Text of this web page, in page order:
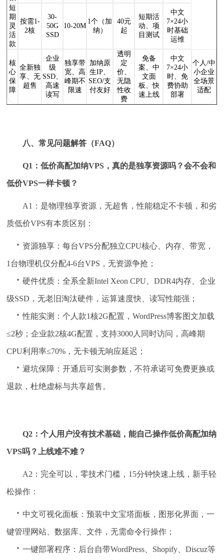
短
期
灵
活
款
按需1-
2核
30-
50G
SSD
10-20M
1个（加
纳）
40元
起
短期活
动、项
目测试
中文
7×24小
时基础
运维
核
心
保
障
全新独
享、无
超售
企业
级
SSD、
高速
读写
独享带
宽、高
峰期不
限速
加纳原
生IP、
SEO/支
付友好
透明
定
价、
无隐
性收
费
免备
案、中
文面
板、快
速上线
中文
7×24小
时、免
费协助
部署
个人/中
小企业
全场景
适配
八、常见问题解答（FAQ）
Q1：低价高配加纳VPS，真的是独享资源吗？会不会和
低价VPS一样卡顿？
A1：是物理独享资源，无超售，性能稳定不卡顿，和劣
质低价VPS有本质区别：
资源独享：每台VPS分配独立CPU核心、内存、带宽，
1台物理机仅分配4-6台VPS，无资源争抢；
硬件优质：全系全新Intel Xeon CPU、DDR4内存、企业
级SSD，无老旧淘汰硬件，运算速度快、读写性能强；
性能实测：个人款1核2G配置，WordPress博客图文加载
≤2秒；企业款2核4G配置，支持3000人同时访问，高峰期
CPU利用率≤70%，无卡顿无响应延迟；
避坑保障：开通后可实测参数，不符承诺可免费更换或
退款，杜绝虚标与共享超售。
Q2：个人用户没有技术基础，能自己操作低价高配加纳
VPS吗？上线难不难？
A2：完全可以，零技术门槛，15分钟快速上线，新手轻
松操作：
中文可视化面板：预装中文宝塔面板，图形化界面，一
键管理网站、数据库、文件，无需命令行操作；
一键部署程序：后台自带WordPress、Shopify、Discuz等